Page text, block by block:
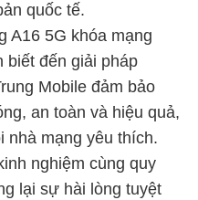
quốc tế.
A16 5G khóa mạng
biết đến giải pháp
Mobile đảm bảo
an toàn và hiệu quả,
nhà mạng yêu thích.
nghiệm cùng quy
lại sự hài lòng tuyệt